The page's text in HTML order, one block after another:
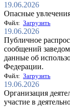
19.06.2026
Опасные
Файл: Загрузить
19.06.2026
Публичное
сообщений
данные об
Федерации.
Файл: Загрузить
19.06.2026
Организация
участие в